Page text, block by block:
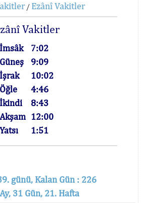
/ Ezânî Vakitler
Vakitler
İmsâk
7:02
Güneş
9:09
İşrak
10:02
Öğle
4:46
İkindi
8:43
Akşam 12:00
Yatsı
1:51
günü, Kalan Gün : 226
31 Gün, 21. Hafta